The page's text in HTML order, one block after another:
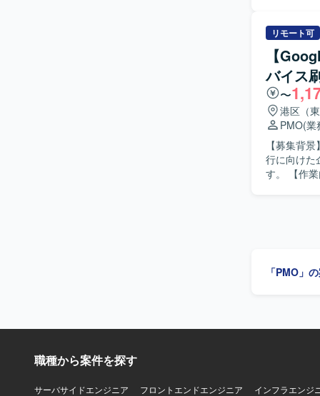
ID、条件付
ます。
Microsoft
す。 【求める人物像】 Microsoft 365関連技術への興味関心が高く、新サービスに対しても主体
的に情報収
取りながら
ョンの魅
した多様
ービス追
ップしていただけます。 【開発環境
Purview
Exchange
リモート可
【
バイス
〜
港区（
PMO(業
【募集背
行に向けた
す。 【作業内容】 航空業様向けの機内販売POSデバイス刷新プロジェクトにて、既存POSデバ
ク、クレ
を作成し、
いたします。 【ポジションの魅力】 航空業界の機内販売領域におけるPOSデ
「PMO」
職種から案件を探す
サーバサイドエンジニア フロントエンドエンジニア インフラエンジ